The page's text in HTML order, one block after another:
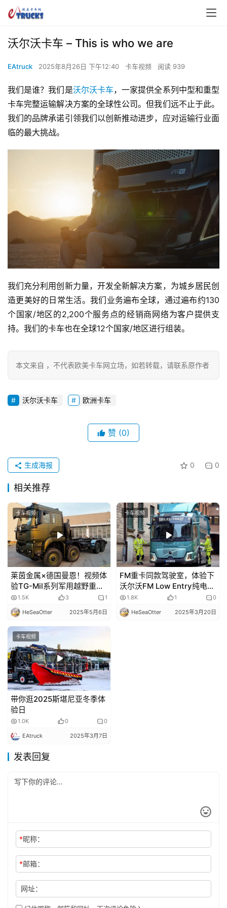
讯
视
频
专
题
社
区
登录 注册
00:00 / 01:05
沃尔沃卡车 – This is who we are
EAtruck 2025年8月26日 下午12:40 卡车视频 阅读 939
我们是谁？我们是沃尔沃卡车，一家提供全系列中型和重型
卡车完整运输解决方案的全球性公司。但我们远不止于此。
我们的品牌承诺引领我们以创新推动进步，应对运输行业面
临的最大挑战。
我们充分利用创新力量，开发全新解决方案，为城乡居民创
造更美好的日常生活。我们业务遍布全球，通过遍布约130
个国家/地区的2,200个服务点的经销商网络为客户提供支
持。我们的卡车也在全球12个国家/地区进行组装。
本文来自 ，不代表欧美卡车网立场，如若转载，请联系原作者
沃尔沃卡车 欧洲卡车
赞 (0)
0 0
生成海报
相关推荐
卡车视频
莱茵金属×德国曼恩！视频体
验TG-Mil系列军用越野重
卡！
1.5K 3 1
HeSeaOtter 2025年5月6日
卡车视频
FM重卡同款驾驶室，体验下
沃尔沃FM Low Entry纯电动
低入口卡车！
1.8K 1 0
HeSeaOtter 2025年3月20日
卡车视频
带你逛2025斯堪尼亚冬季体
验日
1.0K 0 0
EAtruck 2025年3月7日
发表回复
*昵称：
*邮箱：
网址：